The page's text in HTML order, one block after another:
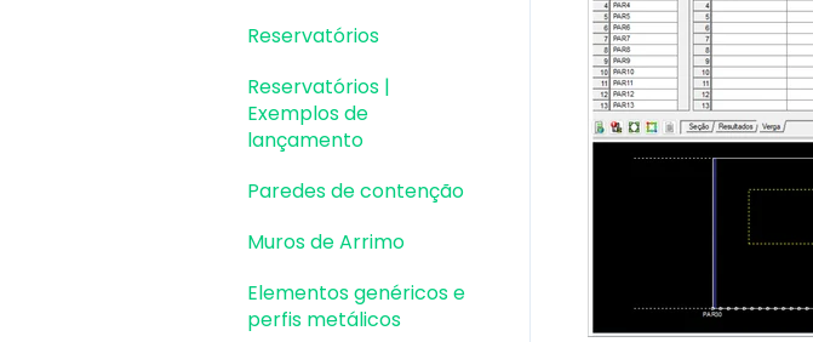
Reservatórios
Reservatórios |
Exemplos de
lançamento
Paredes de contenção
Muros de Arrimo
Elementos genéricos e
perfis metálicos